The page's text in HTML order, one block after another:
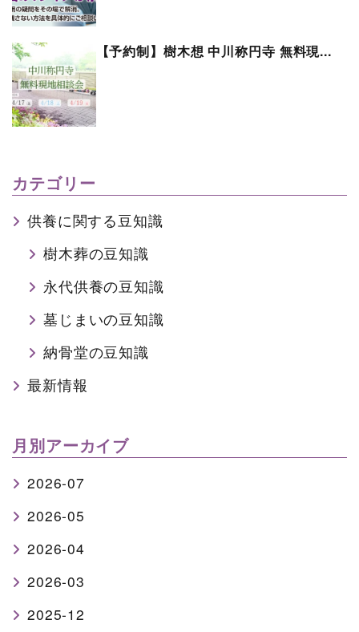
【予約制】樹木想 中川称円寺 無料現...
カテゴリー
供養に関する豆知識
樹木葬の豆知識
永代供養の豆知識
墓じまいの豆知識
納骨堂の豆知識
最新情報
月別アーカイブ
2026-07
2026-05
2026-04
2026-03
2025-12